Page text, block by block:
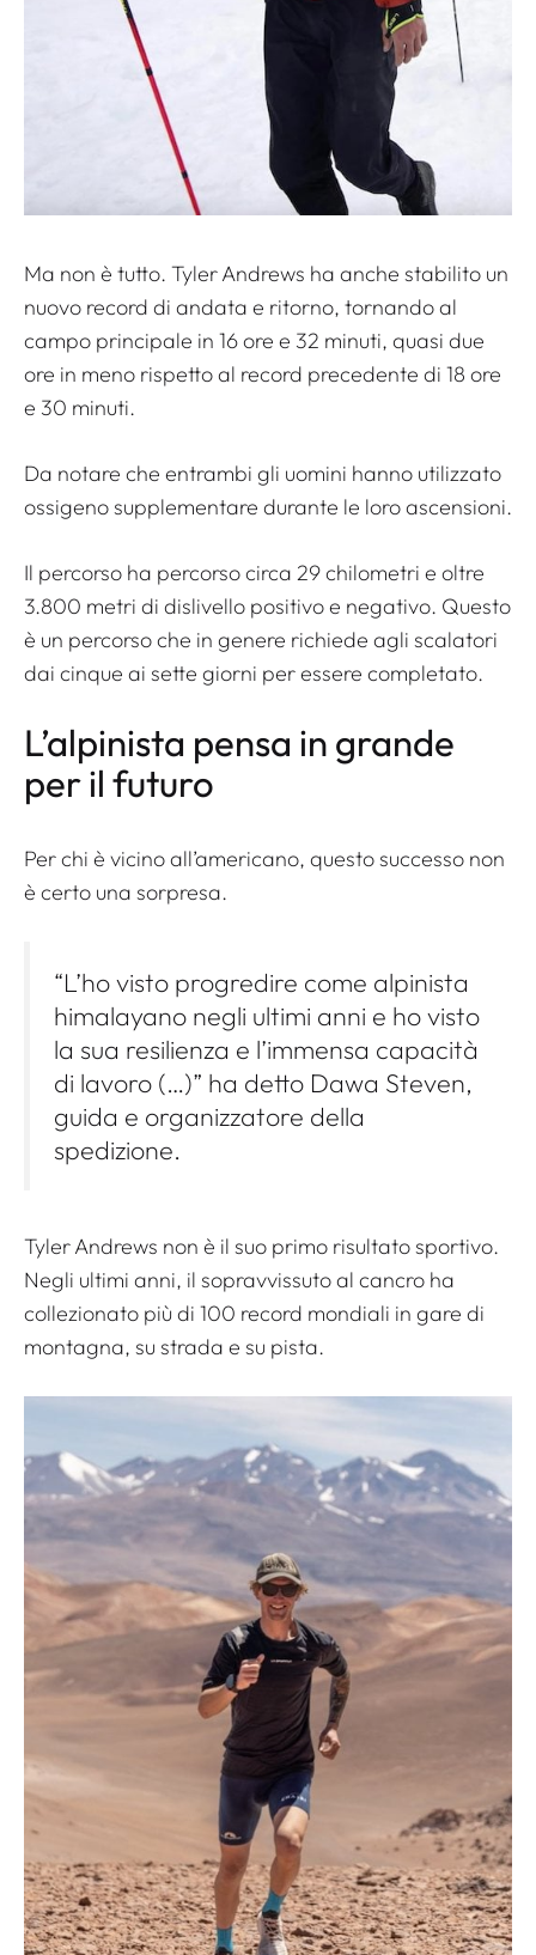
Ma non è tutto. Tyler Andrews ha anche stabilito un
nuovo record di andata e ritorno, tornando al
campo principale in 16 ore e 32 minuti, quasi due
ore in meno rispetto al record precedente di 18 ore
e 30 minuti.
Da notare che entrambi gli uomini hanno utilizzato
ossigeno supplementare durante le loro ascensioni.
Il percorso ha percorso circa 29 chilometri e oltre
3.800 metri di dislivello positivo e negativo. Questo
è un percorso che in genere richiede agli scalatori
dai cinque ai sette giorni per essere completato.
L’alpinista pensa in grande
per il futuro
Per chi è vicino all’americano, questo successo non
è certo una sorpresa.
“L’ho visto progredire come alpinista
himalayano negli ultimi anni e ho visto
la sua resilienza e l’immensa capacità
di lavoro (…)” ha detto Dawa Steven,
guida e organizzatore della
spedizione.
Tyler Andrews non è il suo primo risultato sportivo.
Negli ultimi anni, il sopravvissuto al cancro ha
collezionato più di 100 record mondiali in gare di
montagna, su strada e su pista.